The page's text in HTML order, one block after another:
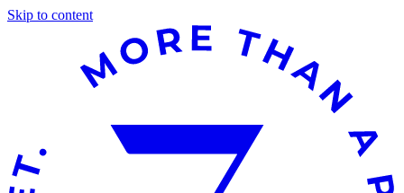
Skip to content